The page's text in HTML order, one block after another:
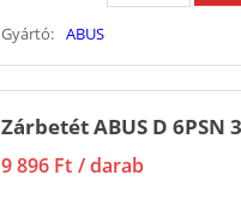
Gyártó: ABUS
Zárbetét ABUS D 6PSN
9 896 Ft / darab
4